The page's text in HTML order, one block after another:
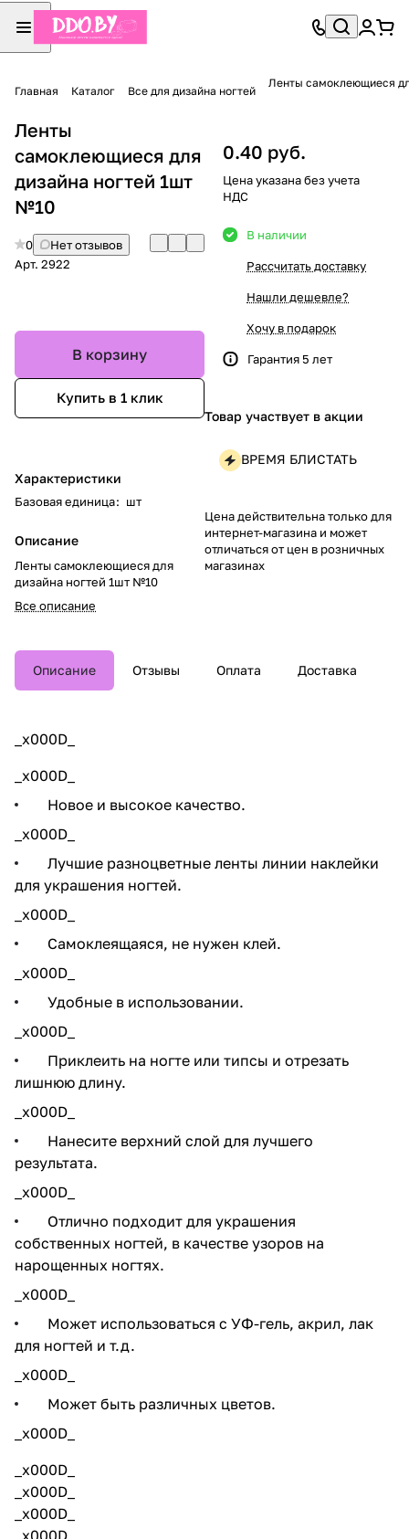
Главная Каталог Все для дизайна ногтей
Ленты самоклеющиеся
Ленты
самоклеющиеся для
дизайна ногтей 1шт
№10
0
Нет отзывов
Арт. 2922
В корзину
Купить в 1 клик
Характеристики
Базовая единица: шт
Описание
Ленты самоклеющиеся для
дизайна ногтей 1шт №10
Все описание
0.40 руб.
Цена указана без учета
НДС
В наличии
Рассчитать доставку
Нашли дешевле?
Хочу в подарок
Гарантия 5 лет
Товар участвует в акции
ВРЕМЯ БЛИСТАТЬ
Цена действительна только для
интернет-магазина и может
отличаться от цен в розничных
магазинах
Описание Отзывы Оплата Доставка
_x000D_
_x000D_
Новое и высокое качество.
_x000D_
Лучшие разноцветные ленты линии наклейки
для украшения ногтей.
_x000D_
Самоклеящаяся, не нужен клей.
_x000D_
Удобные в использовании.
_x000D_
Приклеить на ногте или типсы и отрезать
лишнюю длину.
_x000D_
Нанесите верхний слой для лучшего
результата.
_x000D_
Отлично подходит для украшения
собственных ногтей, в качестве узоров на
нарощенных ногтях.
_x000D_
Может использоваться с УФ-гель, акрил, лак
для ногтей и т.д.
_x000D_
Может быть различных цветов.
_x000D_
_x000D_
_x000D_
_x000D_
_x000D_